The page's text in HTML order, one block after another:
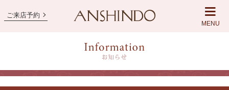
ご来店予約
MENU